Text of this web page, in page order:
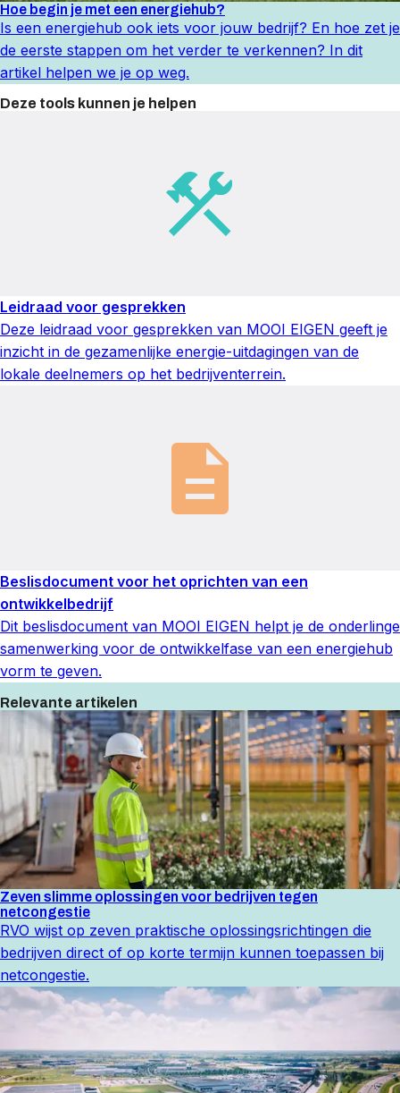
Hoe begin je met een energiehub?
Is een energiehub ook iets voor jouw bedrijf? En hoe zet je
de eerste stappen om het verder te verkennen? In dit
artikel helpen we je op weg.
Deze tools kunnen je helpen
Leidraad voor gesprekken
Deze leidraad voor gesprekken van MOOI EIGEN geeft je
inzicht in de gezamenlijke energie-uitdagingen van de
lokale deelnemers op het bedrijventerrein.
Beslisdocument voor het oprichten van een
ontwikkelbedrijf
Dit beslisdocument van MOOI EIGEN helpt je de onderlinge
samenwerking voor de ontwikkelfase van een energiehub
vorm te geven.
Relevante artikelen
Zeven slimme oplossingen voor bedrijven tegen
netcongestie
RVO wijst op zeven praktische oplossingsrichtingen die
bedrijven direct of op korte termijn kunnen toepassen bij
netcongestie.